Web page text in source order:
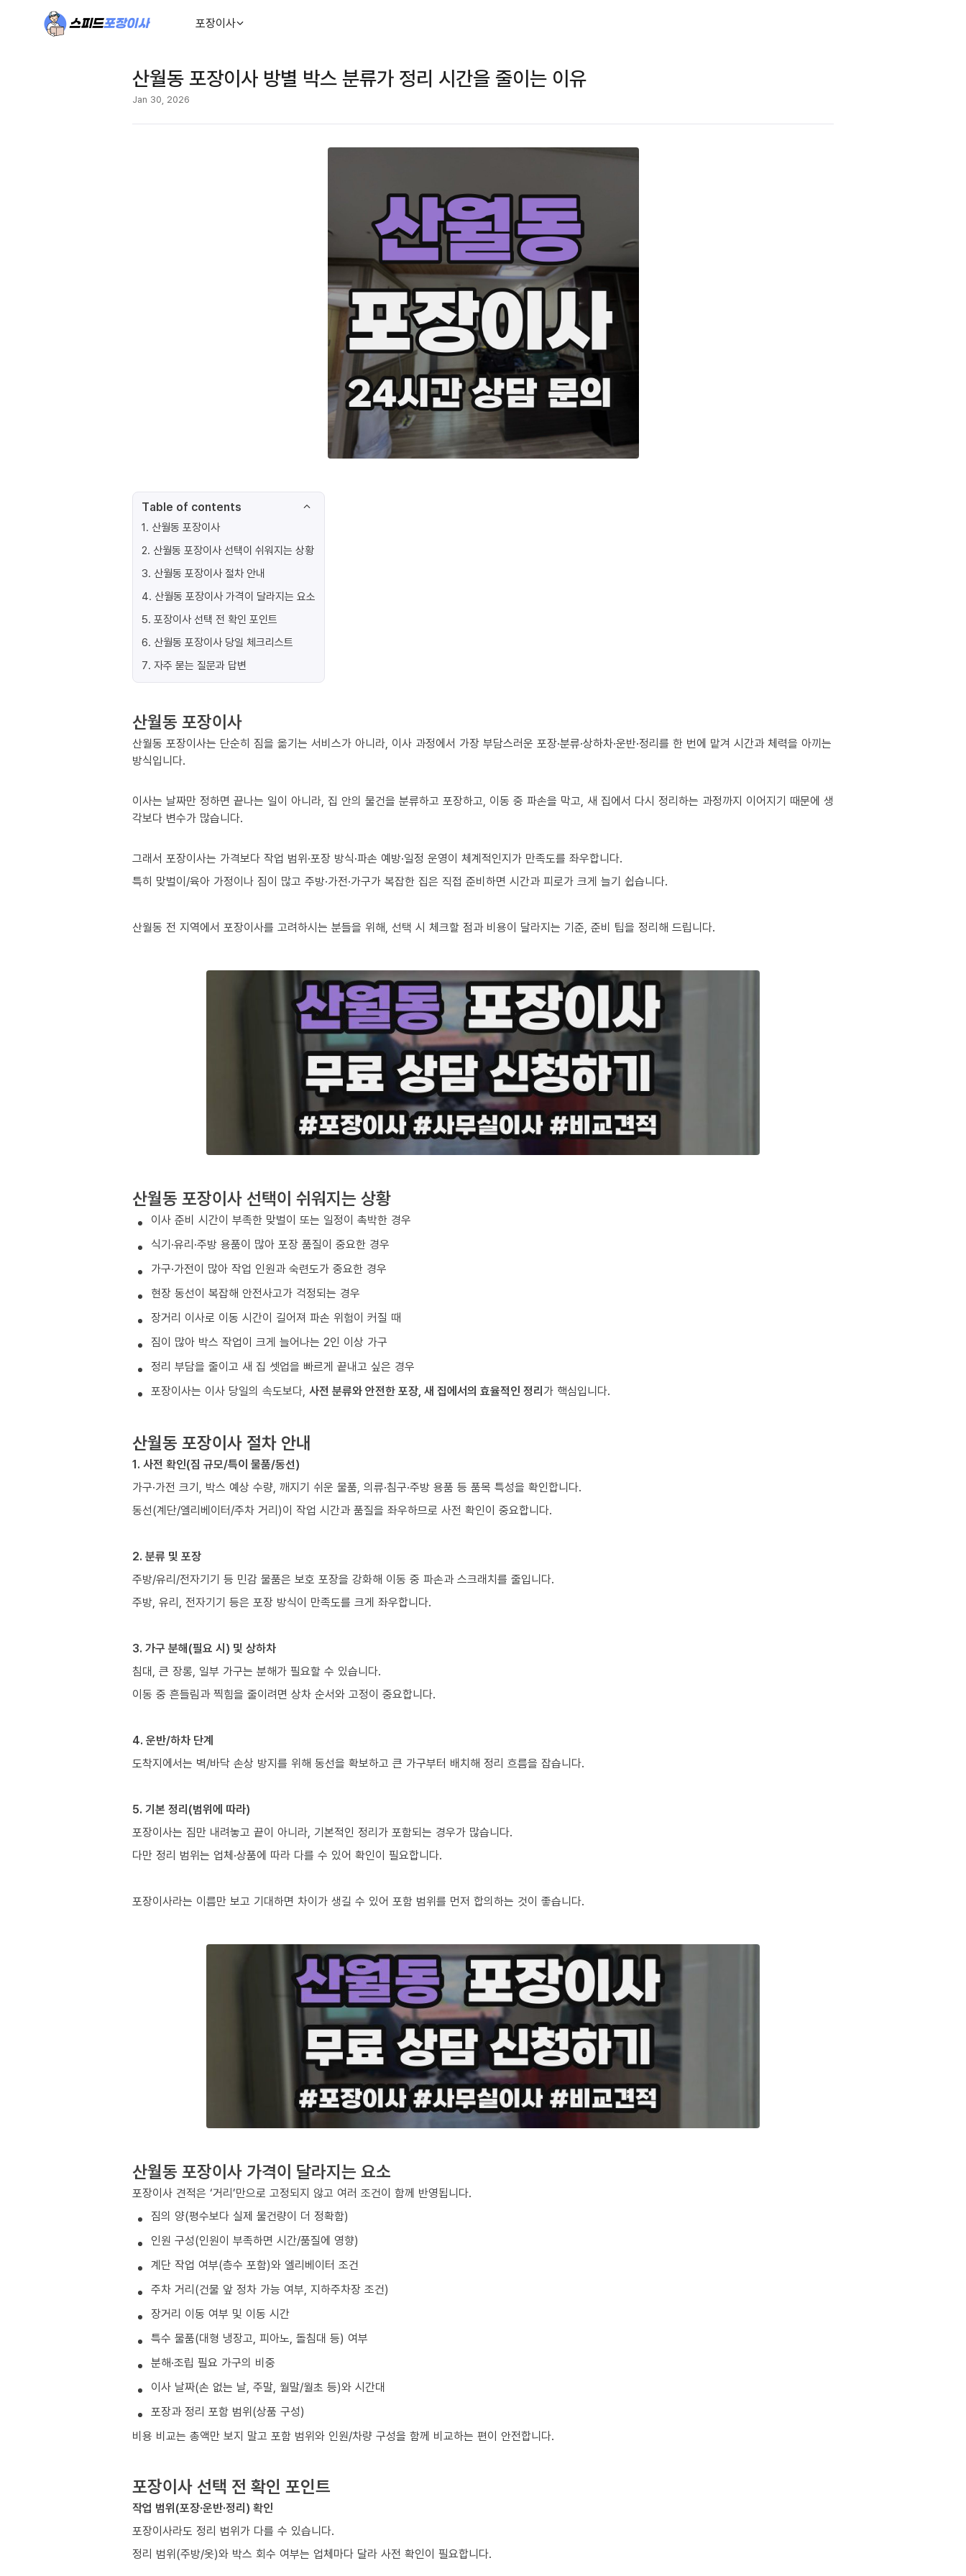
포장이사
산월동 포장이사 방별 박스 분류가 정리 시간을 줄이는 이유
Jan 30, 2026
Table of contents
1. 산월동 포장이사
2. 산월동 포장이사 선택이 쉬워지는 상황
3. 산월동 포장이사 절차 안내
4. 산월동 포장이사 가격이 달라지는 요소
5. 포장이사 선택 전 확인 포인트
6. 산월동 포장이사 당일 체크리스트
7. 자주 묻는 질문과 답변
산월동 포장이사
산월동 포장이사는 단순히 짐을 옮기는 서비스가 아니라, 이사 과정에서 가장 부담스러운 포장·분류·상하차·운반·정리를 한 번에 맡겨 시간과 체력을 아끼는
방식입니다.
이사는 날짜만 정하면 끝나는 일이 아니라, 집 안의 물건을 분류하고 포장하고, 이동 중 파손을 막고, 새 집에서 다시 정리하는 과정까지 이어지기 때문에 생
각보다 변수가 많습니다.
그래서 포장이사는 가격보다 작업 범위·포장 방식·파손 예방·일정 운영이 체계적인지가 만족도를 좌우합니다.
특히 맞벌이/육아 가정이나 짐이 많고 주방·가전·가구가 복잡한 집은 직접 준비하면 시간과 피로가 크게 늘기 쉽습니다.
산월동 전 지역에서 포장이사를 고려하시는 분들을 위해, 선택 시 체크할 점과 비용이 달라지는 기준, 준비 팁을 정리해 드립니다.
산월동 포장이사 선택이 쉬워지는 상황
이사 준비 시간이 부족한 맞벌이 또는 일정이 촉박한 경우
식기·유리·주방 용품이 많아 포장 품질이 중요한 경우
가구·가전이 많아 작업 인원과 숙련도가 중요한 경우
현장 동선이 복잡해 안전사고가 걱정되는 경우
장거리 이사로 이동 시간이 길어져 파손 위험이 커질 때
짐이 많아 박스 작업이 크게 늘어나는 2인 이상 가구
정리 부담을 줄이고 새 집 셋업을 빠르게 끝내고 싶은 경우
포장이사는 이사 당일의 속도보다, 사전 분류와 안전한 포장, 새 집에서의 효율적인 정리가 핵심입니다.
산월동 포장이사 절차 안내
1. 사전 확인(짐 규모/특이 물품/동선)
가구·가전 크기, 박스 예상 수량, 깨지기 쉬운 물품, 의류·침구·주방 용품 등 품목 특성을 확인합니다.
동선(계단/엘리베이터/주차 거리)이 작업 시간과 품질을 좌우하므로 사전 확인이 중요합니다.
2. 분류 및 포장
주방/유리/전자기기 등 민감 물품은 보호 포장을 강화해 이동 중 파손과 스크래치를 줄입니다.
주방, 유리, 전자기기 등은 포장 방식이 만족도를 크게 좌우합니다.
3. 가구 분해(필요 시) 및 상하차
침대, 큰 장롱, 일부 가구는 분해가 필요할 수 있습니다.
이동 중 흔들림과 찍힘을 줄이려면 상차 순서와 고정이 중요합니다.
4. 운반/하차 단계
도착지에서는 벽/바닥 손상 방지를 위해 동선을 확보하고 큰 가구부터 배치해 정리 흐름을 잡습니다.
5. 기본 정리(범위에 따라)
포장이사는 짐만 내려놓고 끝이 아니라, 기본적인 정리가 포함되는 경우가 많습니다.
다만 정리 범위는 업체·상품에 따라 다를 수 있어 확인이 필요합니다.
포장이사라는 이름만 보고 기대하면 차이가 생길 수 있어 포함 범위를 먼저 합의하는 것이 좋습니다.
산월동 포장이사 가격이 달라지는 요소
포장이사 견적은 ‘거리’만으로 고정되지 않고 여러 조건이 함께 반영됩니다.
짐의 양(평수보다 실제 물건량이 더 정확함)
인원 구성(인원이 부족하면 시간/품질에 영향)
계단 작업 여부(층수 포함)와 엘리베이터 조건
주차 거리(건물 앞 정차 가능 여부, 지하주차장 조건)
장거리 이동 여부 및 이동 시간
특수 물품(대형 냉장고, 피아노, 돌침대 등) 여부
분해·조립 필요 가구의 비중
이사 날짜(손 없는 날, 주말, 월말/월초 등)와 시간대
포장과 정리 포함 범위(상품 구성)
비용 비교는 총액만 보지 말고 포함 범위와 인원/차량 구성을 함께 비교하는 편이 안전합니다.
포장이사 선택 전 확인 포인트
작업 범위(포장·운반·정리) 확인
포장이사라도 정리 범위가 다를 수 있습니다.
정리 범위(주방/옷)와 박스 회수 여부는 업체마다 달라 사전 확인이 필요합니다.